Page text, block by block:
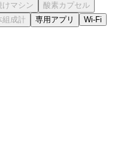
専用アプリ Wi-Fi